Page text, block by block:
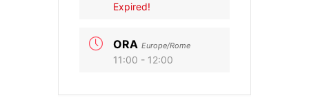
Expired!
ORA Europe/Rome
11:00 - 12:00